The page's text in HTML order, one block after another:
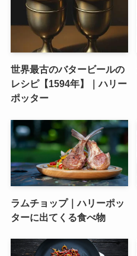
世界最古のバタービールの
レシピ【1594年】｜ハリー
ポッター
ラムチョップ｜ハリーポッ
ターに出てくる食べ物